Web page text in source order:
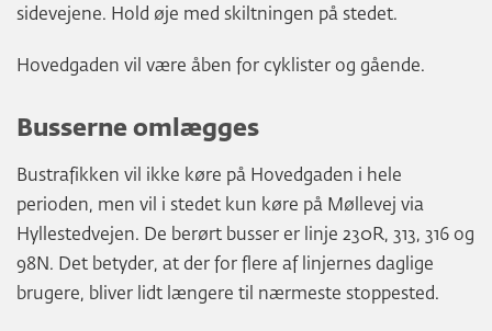
sidevejene. Hold øje med skiltningen på stedet.
Hovedgaden vil være åben for cyklister og gående.
Busserne omlægges
Bustrafikken vil ikke køre på Hovedgaden i hele
perioden, men vil i stedet kun køre på Møllevej via
Hyllestedvejen. De berørt busser er linje 230R, 313, 316 og
98N. Det betyder, at der for flere af linjernes daglige
brugere, bliver lidt længere til nærmeste stoppested.